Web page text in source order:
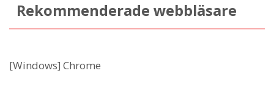
Rekommenderade webbläsare
[Windows] Chrome